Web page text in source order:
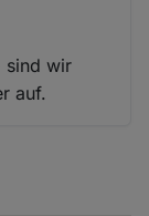
sind wir
auf.